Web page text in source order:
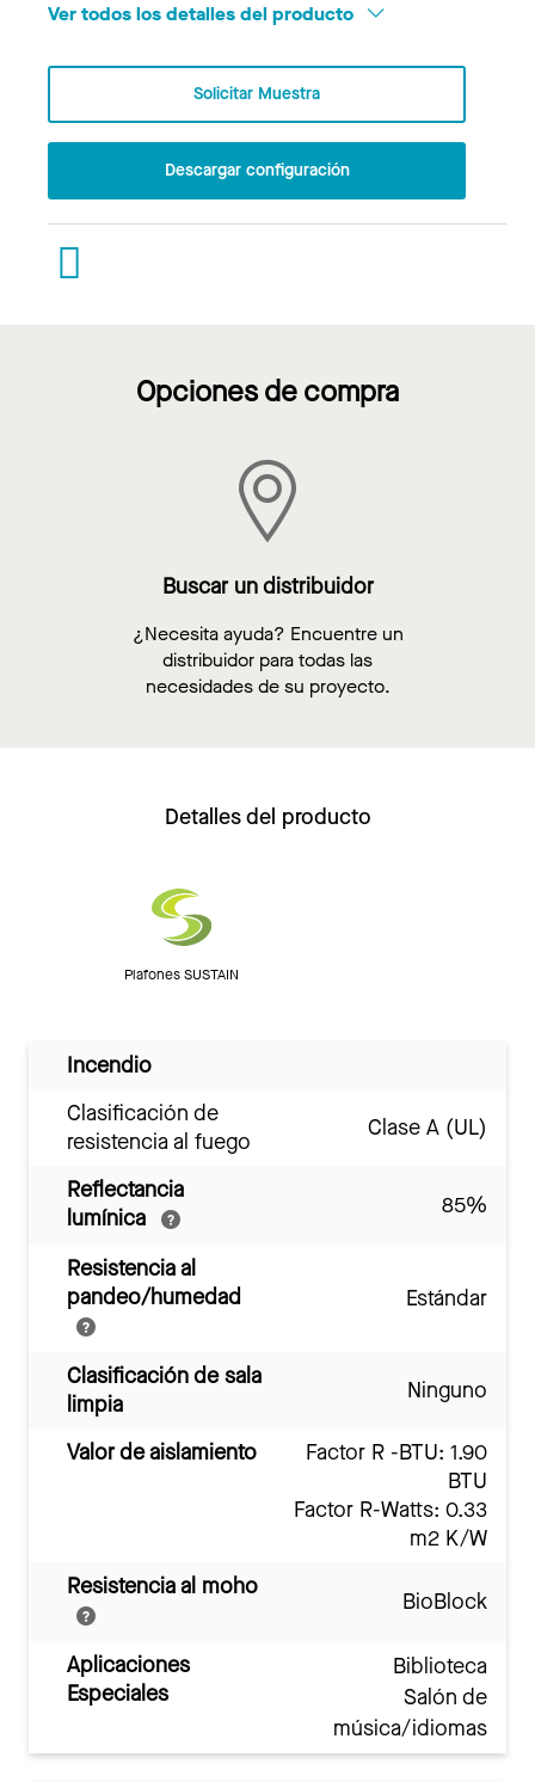
Ver todos los detalles del producto
Solicitar Muestra
Descargar configuración
Opciones de compra
Buscar un distribuidor
¿Necesita ayuda? Encuentre un
distribuidor para todas las
necesidades de su proyecto.
Detalles del producto
Plafones SUSTAIN
Incendio
Clasificación de
resistencia al fuego
Clase A (UL)
Reflectancia
lumínica
85%
Resistencia al
pandeo/humedad
Estándar
Clasificación de sala
limpia
Ninguno
Valor de aislamiento
Factor R -BTU: 1.90
BTU
Factor R-Watts: 0.33
m2 K/W
Resistencia al moho
BioBlock
Aplicaciones
Especiales
Biblioteca
Salón de
música/idiomas